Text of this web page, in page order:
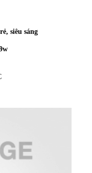
siêu sáng